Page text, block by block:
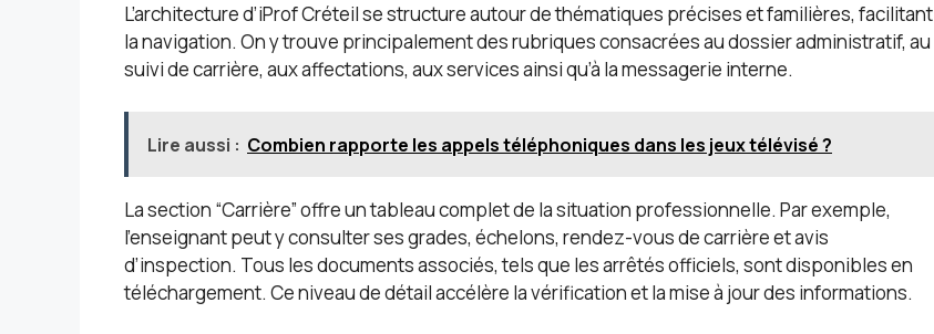
L’architecture d’iProf Créteil se structure autour de thématiques précises et familières, facilitant
la navigation. On y trouve principalement des rubriques consacrées au dossier administratif, au
suivi de carrière, aux affectations, aux services ainsi qu’à la messagerie interne.
Lire aussi : Combien rapporte les appels téléphoniques dans les jeux télévisé ?
La section “Carrière” offre un tableau complet de la situation professionnelle. Par exemple,
l’enseignant peut y consulter ses grades, échelons, rendez-vous de carrière et avis
d’inspection. Tous les documents associés, tels que les arrêtés officiels, sont disponibles en
téléchargement. Ce niveau de détail accélère la vérification et la mise à jour des informations.